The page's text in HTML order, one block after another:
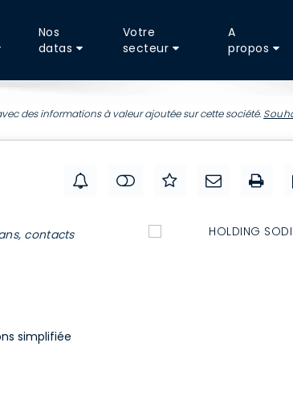
Nos
datas
Votre
secteur
A
propos
des informations à valeur ajoutée sur cette société.
contacts
simplifiée